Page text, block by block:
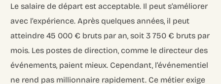
Le salaire de départ est acceptable. Il peut s’améliorer
avec l’expérience. Après quelques années, il peut
atteindre 45 000 € bruts par an, soit 3 750 € bruts par
mois. Les postes de direction, comme le directeur des
événements, paient mieux. Cependant, l’événementiel
ne rend pas millionnaire rapidement. Ce métier exige